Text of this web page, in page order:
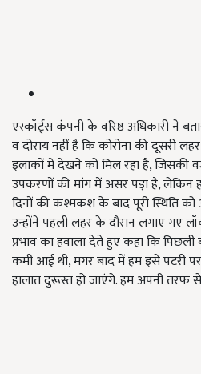
एस्कॉर्ट्स कंपनी के वरिष्ठ अधिकारी ने
व दोराय नहीं है कि कोरोना की दूसरी
इलाकों में देखने को मिल रहा है, जिसकी
उपकरणों की मांग में असर पड़ा है, लेकिन
दिनों की कश्मकश के बाद पूरी स्थिति
उन्होंने पहली लहर के दौरान लगाए गए
प्रभाव का हवाला देते हुए कहा कि पिछली
कमी आई थी, मगर बाद में हम इसे पटरी
हालात दुरूस्त हो जाएंगे. हम अपनी तरफ